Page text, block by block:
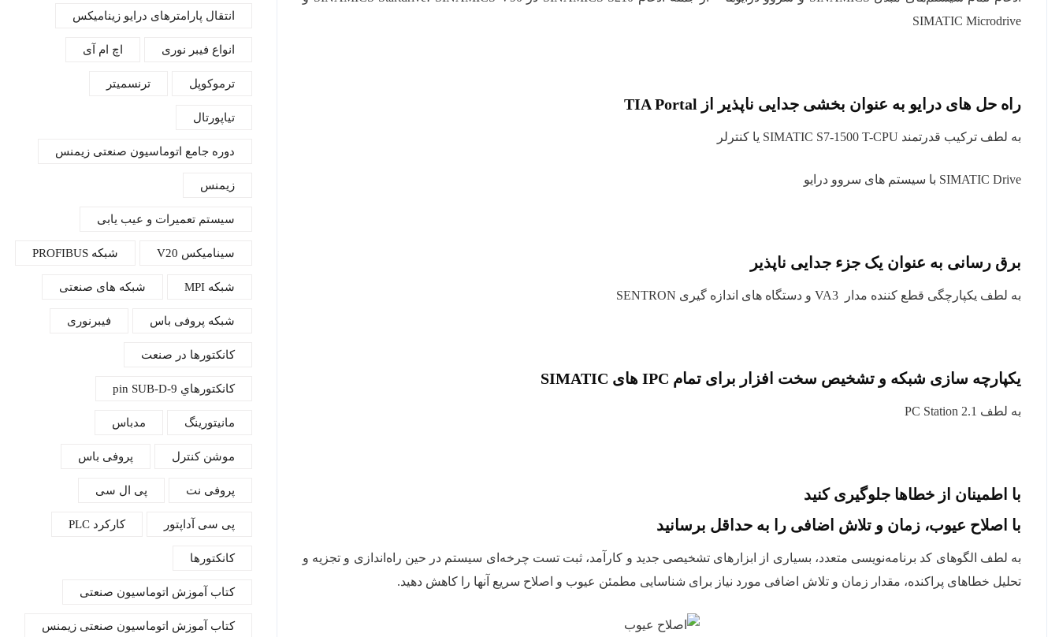
SIMATIC Microdrive
راه حل های درایو به عنوان بخشی جدایی ناپذیر از
به لطف ترکیب قدرتمند SIMATIC S7-1500 T-CPU یا کنترلر
SIMATIC Drive با سیستم های سروو درایو
برق رسانی به عنوان یک جزء جدایی ناپذیر
به لطف یکپارچگی قطع کننده مدار VA3 و دستگاه های اندازه گیری SENTRON
یکپارچه سازی شبکه و تشخیص سخت افزار برای تمام های
به لطف PC Station 2.1
با اطمینان از خطاها جلوگیری کنید
با اصلاح عیوب، زمان و تلاش اضافی را به حداقل برسانید
به لطف الگوهای کد برنامه‌نویسی متعدد، بسیاری از ابزارهای تشخیصی جدید و کارآمد، ثبت تست چرخه‌ای سیستم در حین راه‌اندازی و تجزیه و
تحلیل خطاهای پراکنده، مقدار زمان و تلاش اضافی مورد نیاز برای شناسایی مطمئن عیوب و اصلاح سریع آنها را کاهش دهید.
انتقال پارامترهای درایو زینامیکس
انواع فیبر نوری اچ ام آی
ترموکوپل ترنسمیتر
تیاپورتال
دوره جامع اتوماسیون صنعتی زیمنس
زیمنس
سیستم تعمیرات و عیب یابی
سینامیکس V20 شبكه‌ PROFIBUS
شبکه MPI شبکه های صنعتی
شبکه پروفی باس فیبرنوری
كانكتورها در صنعت
كانكتور‌هاي 9-pin SUB-D
مانیتورینگ مدباس
موشن کنترل پروفی باس
پروفی نت پی ال سی
پی سی آداپتور کارکرد PLC
کانکتورها
کتاب آموزش اتوماسیون صنعتی
کتاب آموزش اتوماسیون صنعتی زیمنس